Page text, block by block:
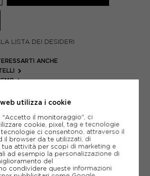
LISTA DEI DESIDERI
ANCHE
utilizza i cookie
"Accetto il monitoraggio", ci
cookie, pixel, tag e tecnologie
tecnologie ci consentono, attraverso il
il browser da te utilizzati, di
tua attività per scopi di marketing e
ad esempio la personalizzazione di
del
condividere queste informazioni